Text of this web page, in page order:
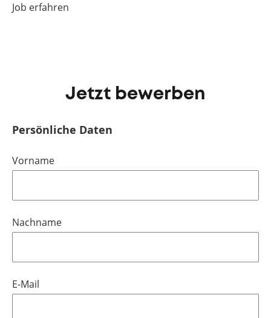
Job erfahren
Jetzt bewerben
Persönliche Daten
Vorname
Nachname
E-Mail